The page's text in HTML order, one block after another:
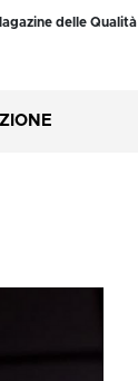
delle Qualità